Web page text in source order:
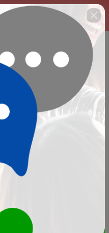
- Oferta exclusiva
tempo limitado!
para você se
GESUAS